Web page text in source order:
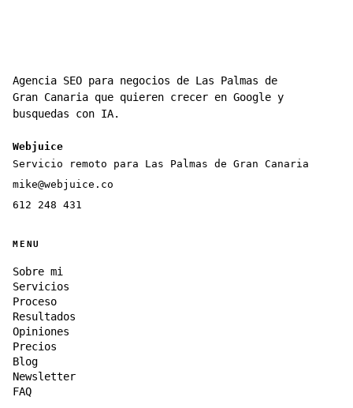
Agencia SEO para negocios de Las Palmas de
Gran Canaria que quieren crecer en Google y
busquedas con IA.
Webjuice
Servicio remoto para Las Palmas de Gran Canaria
mike@webjuice.co
612 248 431
MENU
Sobre mi
Servicios
Proceso
Resultados
Opiniones
Precios
Blog
Newsletter
FAQ